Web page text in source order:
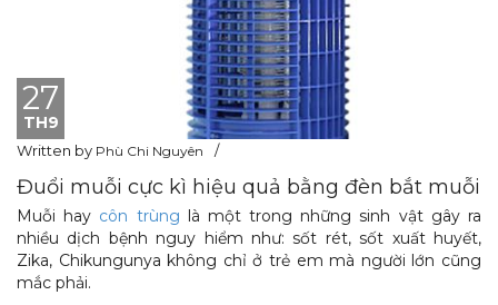
27
TH9
Written by Phù Chi Nguyên
Đuổi muỗi cực kì hiệu quả bằng đèn bắt muỗi
Muỗi hay côn trùng là một trong những sinh vật gây ra
nhiều dịch bệnh nguy hiểm như: sốt rét, sốt xuất huyết,
Zika, Chikungunya không chỉ ở trẻ em mà người lớn cũng
mắc phải.